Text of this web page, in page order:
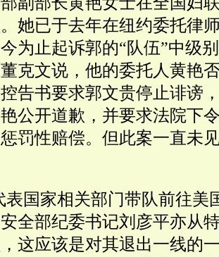
她已于去年在纽约委托律
为止起诉郭的“队伍”中级
董克文说，他的委托人黄艳
告书要求郭文贵停止诽谤
公开道歉，并要求法院下
罚性赔偿。但此案一直未
表国家相关部门带队前往美
全部纪委书记刘彦平亦从
这应该是对其退出一线的